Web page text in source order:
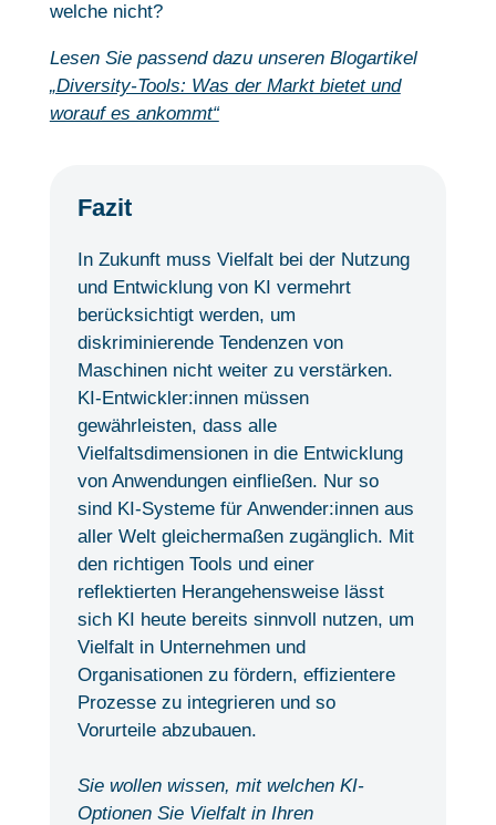
welche nicht?
Lesen Sie passend dazu unseren Blogartikel
„Diversity-Tools: Was der Markt bietet und
worauf es ankommt“
Fazit
In Zukunft muss Vielfalt bei der Nutzung
und Entwicklung von KI vermehrt
berücksichtigt werden, um
diskriminierende Tendenzen von
Maschinen nicht weiter zu verstärken.
KI-Entwickler:innen müssen
gewährleisten, dass alle
Vielfaltsdimensionen in die Entwicklung
von Anwendungen einfließen. Nur so
sind KI-Systeme für Anwender:innen aus
aller Welt gleichermaßen zugänglich. Mit
den richtigen Tools und einer
reflektierten Herangehensweise lässt
sich KI heute bereits sinnvoll nutzen, um
Vielfalt in Unternehmen und
Organisationen zu fördern, effizientere
Prozesse zu integrieren und so
Vorurteile abzubauen.
Sie wollen wissen, mit welchen KI-
Optionen Sie Vielfalt in Ihren